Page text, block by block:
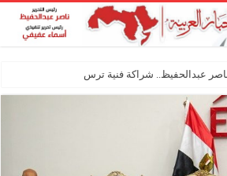
عبدالحفيظ.. شراكة فنية ترسم ملامح مستقبل ا